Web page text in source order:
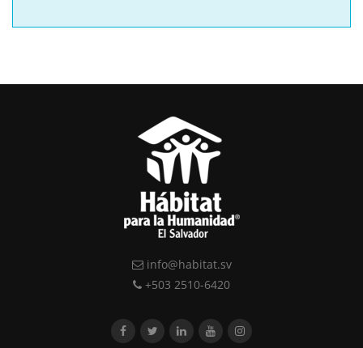
info@habitat.sv
+503 2510-6420